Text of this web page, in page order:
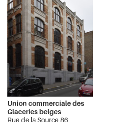
Union commerciale des
Glaceries belges
Rue de la Source 86